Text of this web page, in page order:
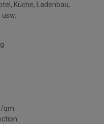
Küche, Ladenbau,
usw.
qm